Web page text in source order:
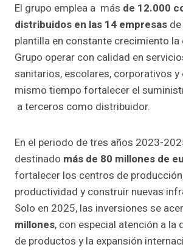
El grupo emplea a más de 12.000
distribuidos en las 14 empresas
plantilla en constante crecimiento la
Grupo operar con calidad en
sanitarios, escolares, corporativos y
mismo tiempo fortalecer el
a terceros como distribuidor.
En el periodo de tres años 2023-
destinado más de 80 millones de
fortalecer los centros de
productividad y construir nuevas
Solo en 2025, las inversiones se
millones, con especial atención a la
de productos y la expansión